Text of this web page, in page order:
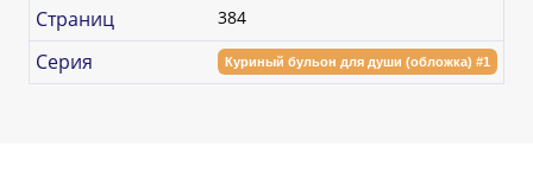
Страниц 384
Серия Куриный бульон для души (обложка) #1